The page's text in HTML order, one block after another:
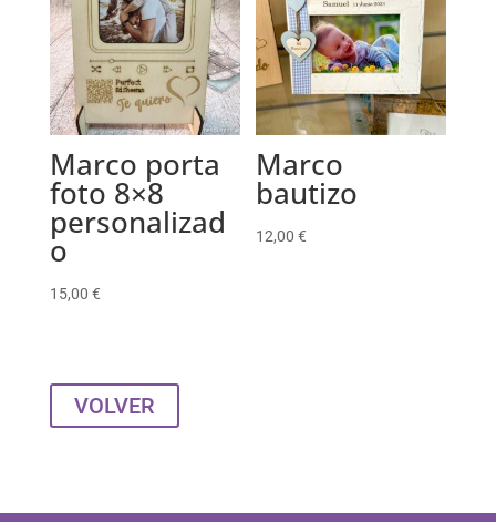
Marco porta
foto 8×8
personalizad
o
15,00 €
Marco
bautizo
12,00€
VOLVER